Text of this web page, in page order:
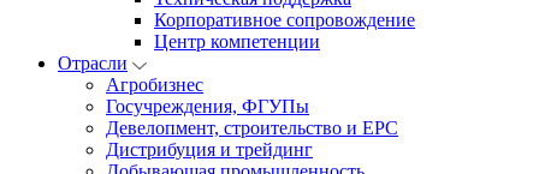
Корпоративное сопровождение
Центр компетенции
Отрасли
Агробизнес
Госучреждения, ФГУПы
Девелопмент, строительство и EPC
Дистрибуция и трейдинг